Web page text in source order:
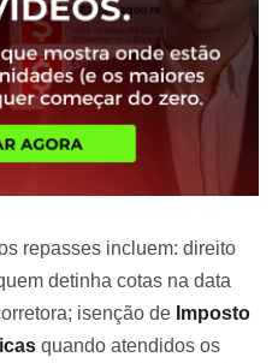
repasses incluem: direito
detinha cotas na data
isenção de Imposto
quando atendidos os